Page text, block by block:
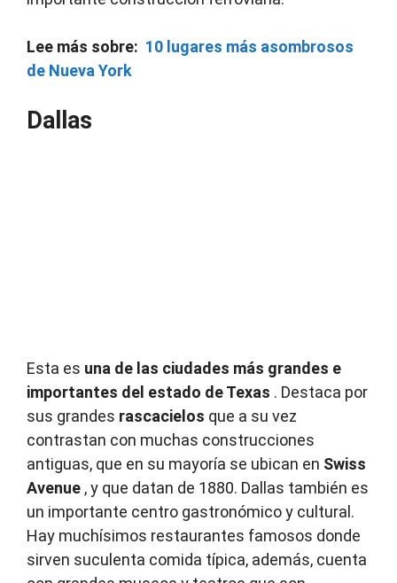
Lee más sobre: 10 lugares más asombrosos
de Nueva York
Dallas
Esta es una de las ciudades más grandes e
importantes del estado de Texas . Destaca por
sus grandes rascacielos que a su vez
contrastan con muchas construcciones
antiguas, que en su mayoría se ubican en Swiss
Avenue , y que datan de 1880. Dallas también es
un importante centro gastronómico y cultural.
Hay muchísimos restaurantes famosos donde
sirven suculenta comida típica, además, cuenta